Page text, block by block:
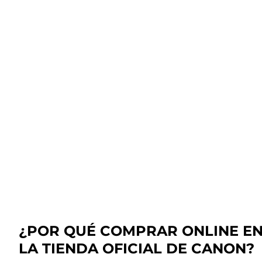
¿POR QUÉ COMPRAR ONLINE
LA TIENDA OFICIAL DE CANON?